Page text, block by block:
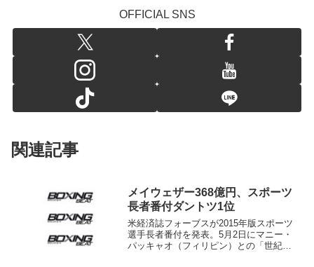
OFFICIAL SNS
関連記事
メイウェザー368億円、スポーツ
長者番付ダントツ1位
米経済誌フォーブスが2015年版スポーツ
選手長者番付を発表。5月2日にマニー・
パッキャオ（フィリピン）との「世紀の